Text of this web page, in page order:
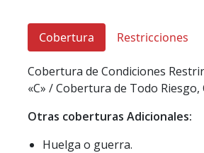
Cobertura Restricciones
Cobertura de Condiciones
«C» / Cobertura de Todo Riesgo,
Otras coberturas Adicionales:
Huelga o guerra.